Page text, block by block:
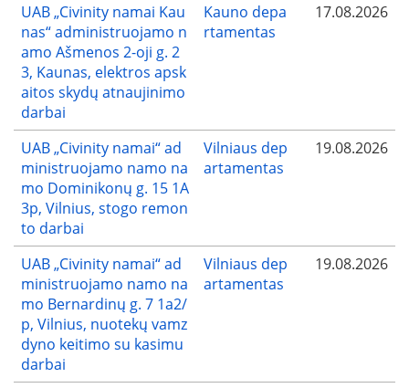
UAB „Civinity namai Kau
nas“ administruojamo n
amo Ašmenos 2-oji g. 2
3, Kaunas, elektros apsk
aitos skydų atnaujinimo
darbai
Kauno depa
rtamentas
17.08.2026
UAB „Civinity namai“ ad
ministruojamo namo na
mo Dominikonų g. 15 1A
3p, Vilnius, stogo remon
to darbai
Vilniaus dep
artamentas
19.08.2026
UAB „Civinity namai“ ad
ministruojamo namo na
mo Bernardinų g. 7 1a2/
p, Vilnius, nuotekų vamz
dyno keitimo su kasimu
darbai
Vilniaus dep
artamentas
19.08.2026